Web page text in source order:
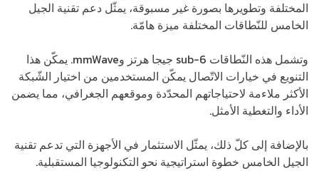
المختلفة وتطويرها بصورة غير مسبوقة، يمثّل دعم تقنية الجيل
الخامس للنّطاقات المختلفة ميزة هامّة.
وتشمل هذه النّطاقات sub-6 جيجا هرتز وmmWave. يمكّن هذا
التنويع في خيارات الاتّصال يمكّن المستخدمين من اختيار الشّبكة
الأكثر ملاءمة لاحتياجاتهم المحدّدة وموقعهم الجغرافي، مما يضمن
الأداء والتغطية الأمثل.
بالإضافة إلى كلّ ذلك، يمثّل الاستثمار في الأجهزة التي تدعم تقنية
الجيل الخامس خطوة استراتيجية نحو التكنولوجيا المستقبلية.